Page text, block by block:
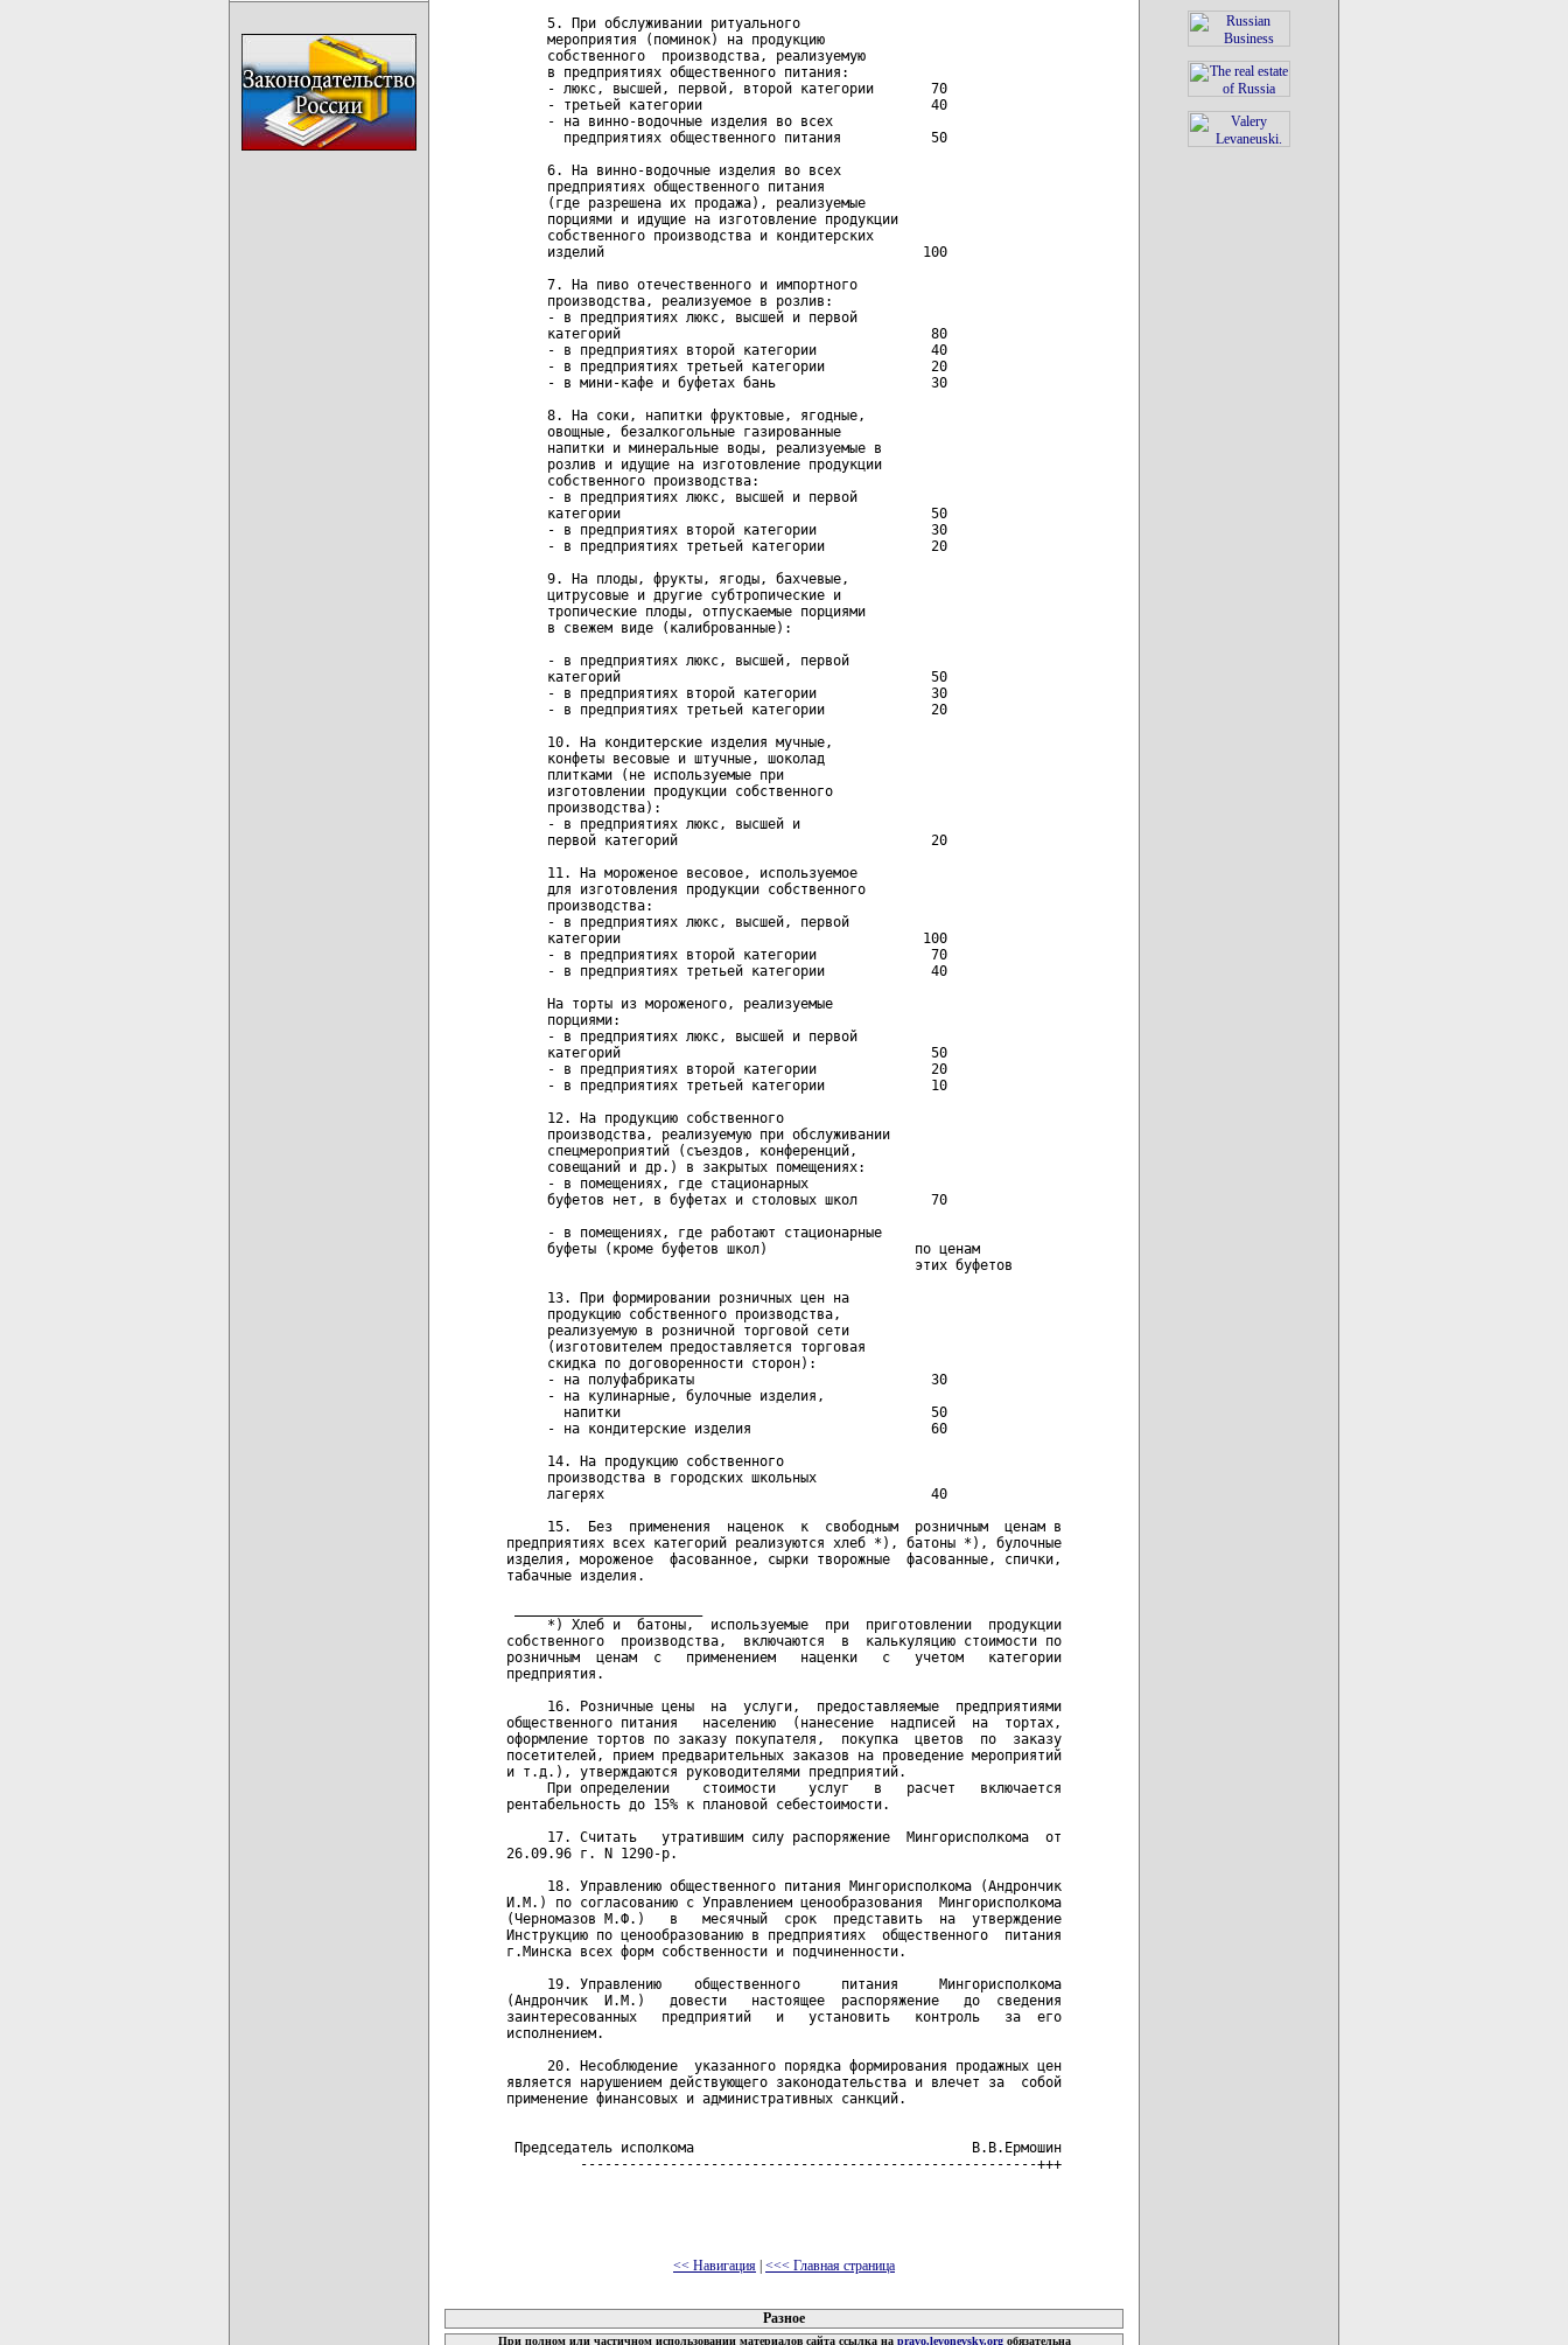
     5. При обслуживании ритуального
     мероприятия (поминок) на продукцию
     собственного  производства, реализуемую
     в предприятиях общественного питания:
     - люкс, высшей, первой, второй категории       70
     - третьей категории                            40
     - на винно-водочные изделия во всех
       предприятиях общественного питания           50
     6. На винно-водочные изделия во всех
     предприятиях общественного питания
     (где разрешена их продажа), реализуемые
     порциями и идущие на изготовление продукции
     собственного производства и кондитерских
     изделий                                       100
     7. На пиво отечественного и импортного
     производства, реализуемое в розлив:
     - в предприятиях люкс, высшей и первой
     категорий                                      80
     - в предприятиях второй категории              40
     - в предприятиях третьей категории             20
     - в мини-кафе и буфетах бань                   30
     8. На соки, напитки фруктовые, ягодные,
     овощные, безалкогольные газированные
     напитки и минеральные воды, реализуемые в
     розлив и идущие на изготовление продукции
     собственного производства:
     - в предприятиях люкс, высшей и первой
     категории                                      50
     - в предприятиях второй категории              30
     - в предприятиях третьей категории             20
     9. На плоды, фрукты, ягоды, бахчевые,
     цитрусовые и другие субтропические и
     тропические плоды, отпускаемые порциями
     в свежем виде (калиброванные):
     - в предприятиях люкс, высшей, первой
     категорий                                      50
     - в предприятиях второй категории              30
     - в предприятиях третьей категории             20
     10. На кондитерские изделия мучные,
     конфеты весовые и штучные, шоколад
     плитками (не используемые при
     изготовлении продукции собственного
     производства):
     - в предприятиях люкс, высшей и
     первой категорий                               20
     11. На мороженое весовое, используемое
     для изготовления продукции собственного
     производства:
     - в предприятиях люкс, высшей, первой
     категории                                     100
     - в предприятиях второй категории              70
     - в предприятиях третьей категории             40
     На торты из мороженого, реализуемые
     порциями:
     - в предприятиях люкс, высшей и первой
     категорий                                      50
     - в предприятиях второй категории              20
     - в предприятиях третьей категории             10
     12. На продукцию собственного
     производства, реализуемую при обслуживании
     спецмероприятий (съездов, конференций,
     совещаний и др.) в закрытых помещениях:
     - в помещениях, где стационарных
     буфетов нет, в буфетах и столовых школ         70
     - в помещениях, где работают стационарные
     буфеты (кроме буфетов школ)                  по ценам
                                                  этих буфетов
     13. При формировании розничных цен на
     продукцию собственного производства,
     реализуемую в розничной торговой сети
     (изготовителем предоставляется торговая
     скидка по договоренности сторон):
     - на полуфабрикаты                             30
     - на кулинарные, булочные изделия,
       напитки                                      50
     - на кондитерские изделия                      60
     14. На продукцию собственного
     производства в городских школьных
     лагерях                                        40
     15.  Без  применения  наценок  к  свободным  розничным  ценам в
предприятиях всех категорий реализуются хлеб *), батоны *), булочные
изделия, мороженое  фасованное, сырки творожные  фасованные, спички,
табачные изделия.
     *) Хлеб и  батоны,  используемые  при  приготовлении  продукции
собственного  производства,  включаются  в  калькуляцию стоимости по
розничным  ценам  с   применением   наценки   с   учетом   категории
предприятия.
     16. Розничные цены  на  услуги,  предоставляемые  предприятиями
общественного питания   населению  (нанесение  надписей  на  тортах,
оформление тортов по заказу покупателя,  покупка  цветов  по  заказу
посетителей, прием предварительных заказов на проведение мероприятий
и т.д.), утверждаются руководителями предприятий.
     При определении    стоимости    услуг   в   расчет   включается
рентабельность до 15% к плановой себестоимости.
     17. Считать   утратившим силу распоряжение  Мингорисполкома  от
26.09.96 г. N 1290-p.
     18. Управлению общественного питания Мингорисполкома (Андрончик
И.М.) по согласованию с Управлением ценообразования  Мингорисполкома
(Черномазов М.Ф.)   в   месячный  срок  представить  на  утверждение
Инструкцию по ценообразованию в предприятиях  общественного  питания
г.Минска всех форм собственности и подчиненности.
     19. Управлению    общественного     питания     Мингорисполкома
(Андрончик  И.М.)   довести   настоящее  распоряжение   до  сведения
заинтересованных   предприятий   и   установить   контроль   за  его
исполнением.
     20. Несоблюдение  указанного порядка формирования продажных цен
является нарушением действующего законодательства и влечет за  собой
применение финансовых и административных санкций.
Председатель исполкома                                  В.В.Ермошин
         --------------------------------------------------------+++
<< Навигация <<< Главная страница
Разное
При полном или частичном использовании материалов сайта ссылка наpravo.levonevsky.orgобязательна